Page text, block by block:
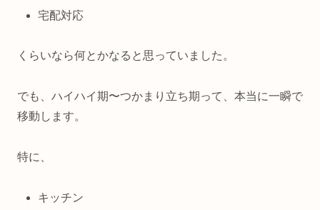
宅配対応
くらいなら何とかなると思っていました。
でも、ハイハイ期〜つかまり立ち期って、本当に一瞬で
移動します。
特に、
キッチン